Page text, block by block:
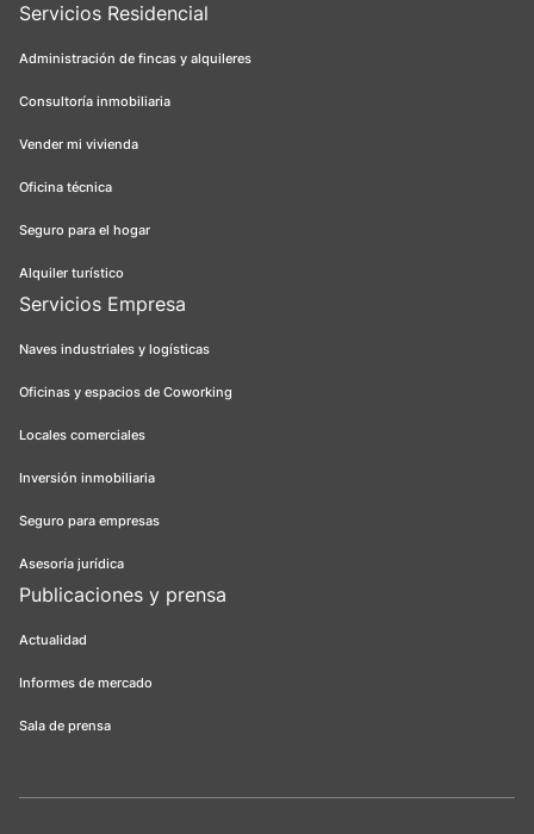
Servicios Residencial
Administración de fincas y alquileres
Consultoría inmobiliaria
Vender mi vivienda
Oficina técnica
Seguro para el hogar
Alquiler turístico
Servicios Empresa
Naves industriales y logísticas
Oficinas y espacios de Coworking
Locales comerciales
Inversión inmobiliaria
Seguro para empresas
Asesoría jurídica
Publicaciones y prensa
Actualidad
Informes de mercado
Sala de prensa